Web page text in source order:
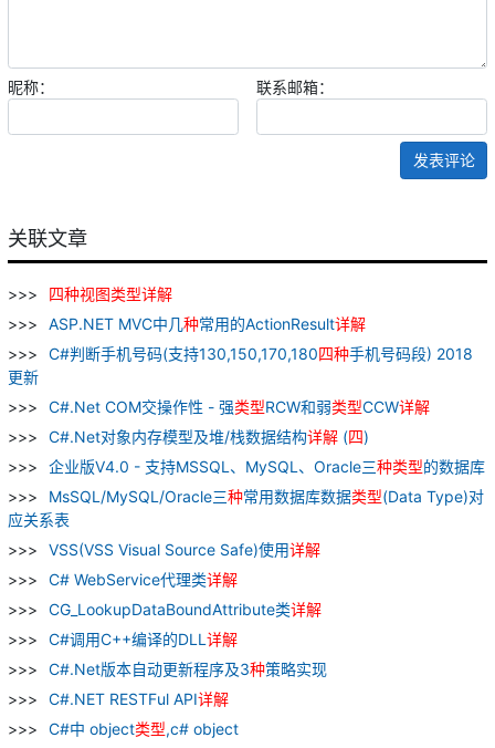
昵称： 联系邮箱：
发表评论
关联文章
四种视图类型详解
ASP.NET MVC中几种常用的ActionResult详解
C#判断手机号码(支持130,150,170,180四种手机号码段) 2018
更新
C#.Net COM交操作性 - 强类型RCW和弱类型CCW详解
C#.Net对象内存模型及堆/栈数据结构详解 (四)
企业版V4.0 - 支持MSSQL、MySQL、Oracle三种类型的数据库
MsSQL/MySQL/Oracle三种常用数据库数据类型(Data Type)对
应关系表
VSS(VSS Visual Source Safe)使用详解
C# WebService代理类详解
CG_LookupDataBoundAttribute类详解
C#调用C++编译的DLL 详解
C#.Net版本自动更新程序及3种策略实现
C#.NET RESTFul API详解
C#中 object类型,c# object